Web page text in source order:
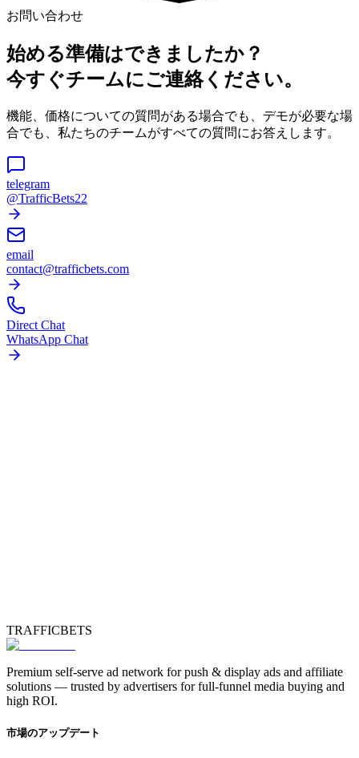
お問い合わせ
始める準備はできましたか？
今すぐチームにご連絡ください。
機能、価格についての質問がある場合でも、デモが必要な場
合でも、私たちのチームがすべての質問にお答えします。
telegram
@TrafficBets22
email
contact@trafficbets.com
Direct Chat
WhatsApp Chat
TRAFFICBETS
Premium self-serve ad network for push & display ads and affiliate
solutions — trusted by advertisers for full-funnel media buying and
high ROI.
市場のアップデート